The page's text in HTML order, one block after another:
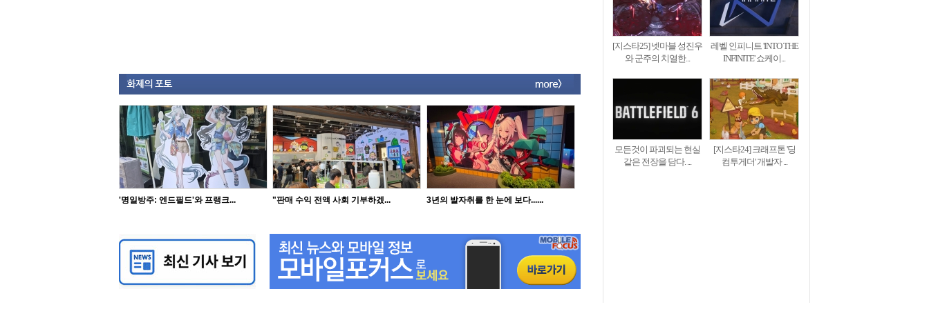
'명일방주: 엔드필드'와 프랭크... "판매 수익 전액 사회 기부하겠... 3년의 발자취를 한 눈에 보다......
[지스타25] 넷마블 성진우
와 군주의 치열한...
레벨 인피니트 'INTO THE
INFINITE' 쇼케이...
모든것이 파괴되는 현실
같은 전장을 담다. ...
[지스타24] 크래프톤 '딩
컴투게더' 개발자 ...